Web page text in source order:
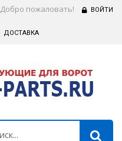
Добро пожаловать! ВОЙТИ
ДОСТАВКА